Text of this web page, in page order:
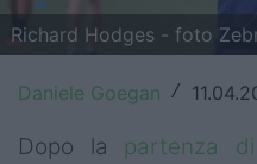
Champions Cup
Richard Hodges - foto
Daniele Goegan /
Dopo la partenza